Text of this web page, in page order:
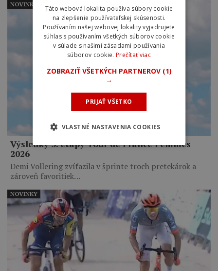
Výsledky 5. etapy Tour de France Femmes
2026
Demi Vollering zvíťazila v šprinte troch pretekárok a
zároveň favoritiek…
NOVINKY
NOVINKY
Táto webová lokalita používa súbory cookie
na zlepšenie používateľskej skúsenosti.
Používaním našej webovej lokality vyjadrujete
súhlas s používaním všetkých súborov cookie
v súlade s našimi zásadami používania
súborov cookie. Prečítať viac
ZOBRAZIŤ VŠETKÝCH PARTNEROV (1)
→
PRIJAŤ VŠETKO
VLASTNÉ NASTAVENIA COOKIES